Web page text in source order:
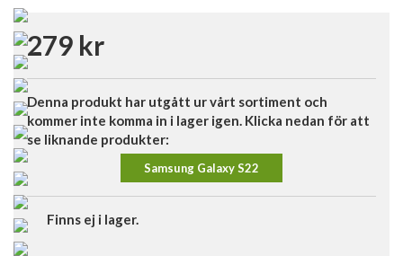
279 kr
Denna produkt har utgått ur vårt sortiment och
kommer inte komma in i lager igen. Klicka nedan för att
se liknande produkter:
Samsung Galaxy S22
Finns ej i lager.